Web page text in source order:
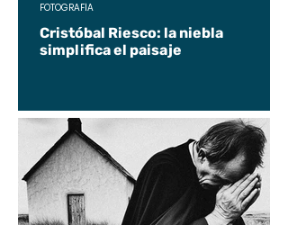
Cristóbal Riesco: la niebla
simplifica el paisaje
FOTOGRAFÍA